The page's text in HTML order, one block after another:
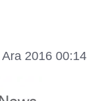
2016 00:14